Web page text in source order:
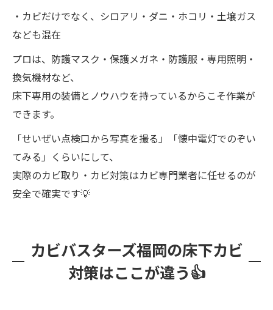
・カビだけでなく、シロアリ・ダニ・ホコリ・土壌ガス
なども混在
プロは、防護マスク・保護メガネ・防護服・専用照明・
換気機材など、
床下専用の装備とノウハウを持っているからこそ作業が
できます。
「せいぜい点検口から写真を撮る」「懐中電灯でのぞい
てみる」くらいにして、
実際のカビ取り・カビ対策はカビ専門業者に任せるのが
安全で確実です💡
カビバスターズ福岡の床下カビ
対策はここが違う👍